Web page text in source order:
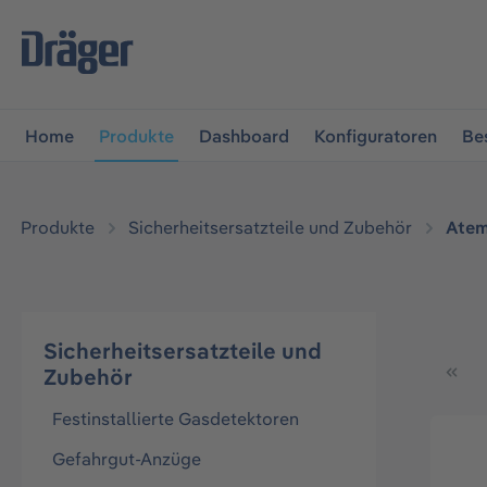
springen
Home Produkte Dashboard Konfiguratoren
Produkte Sicherheitsersatzteile und Zubehör
Sicherheitsersatzteile und
Zubehör
Festinstallierte Gasdetektoren
Gefahrgut-Anzüge